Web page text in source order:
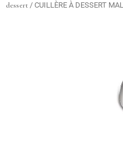
dessert / CUILLÈRE À DESSERT